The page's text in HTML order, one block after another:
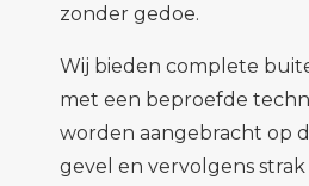
zonder gedoe.
Wij bieden complete
met een beproefde
worden aangebracht op
gevel en vervolgens